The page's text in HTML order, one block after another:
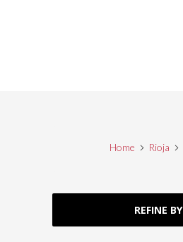
Home Rioja
REFINE BY